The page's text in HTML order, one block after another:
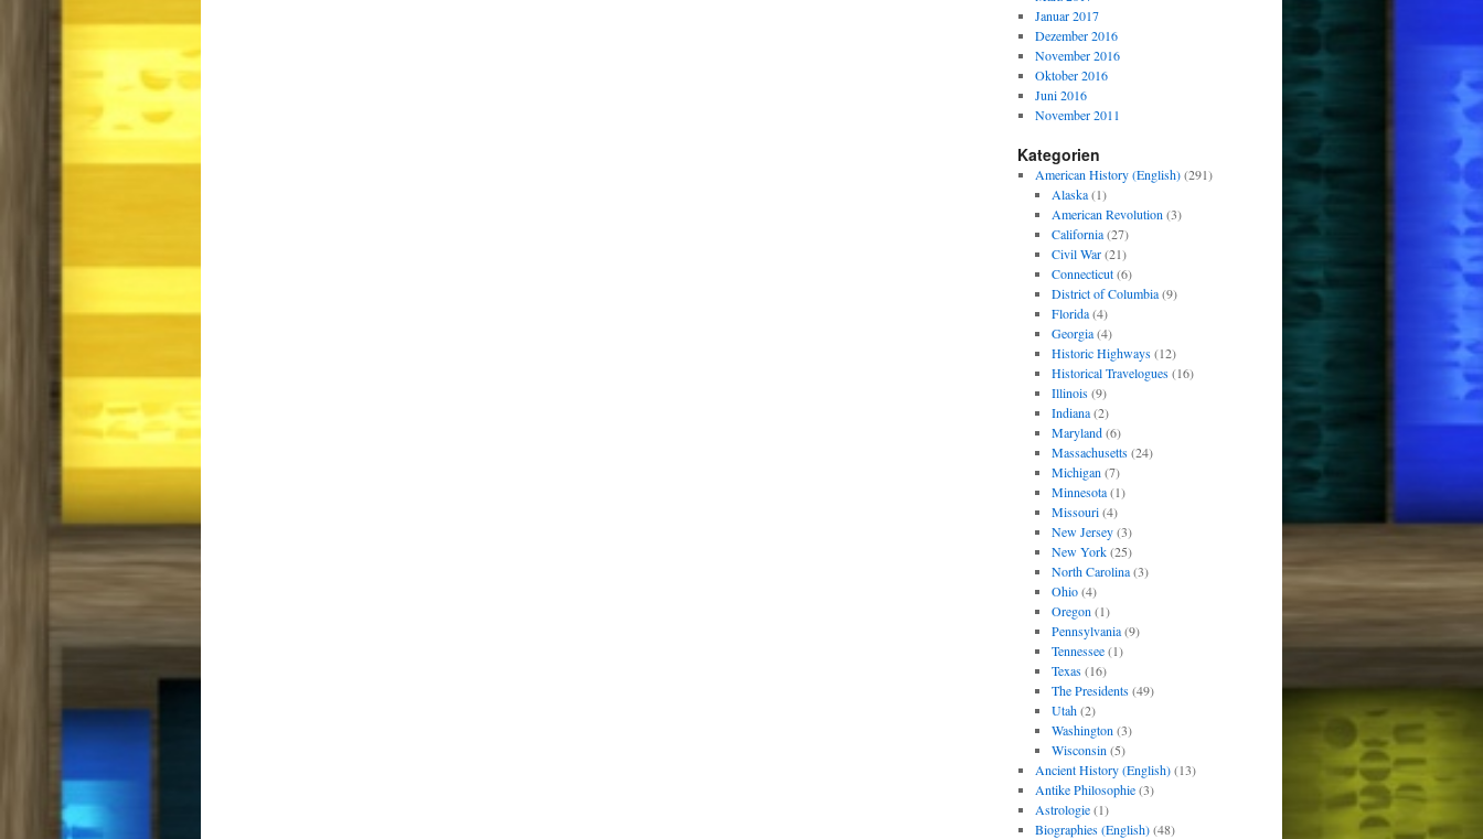
Januar 2017
Dezember 2016
November 2016
Oktober 2016
Juni 2016
November 2011
Kategorien
American History (English)(291)
Alaska(1)
American Revolution (3)
California(27)
Civil War(21)
Connecticut(6)
District of Columbia(9)
Florida(4)
Georgia(4)
Historic Highways(12)
Historical Travelogues(16)
Illinois(9)
Indiana(2)
Maryland(6)
Massachusetts(24)
Michigan (7)
Minnesota(1)
Missouri(4)
New Jersey(3)
New York(25)
North Carolina(3)
Ohio(4)
Oregon (1)
Pennsylvania(9)
Tennessee(1)
Texas(16)
The Presidents(49)
Utah(2)
Washington (3)
Wisconsin (5)
Ancient History (English)(13)
Antike Philosophie(3)
Astrologie(1)
Biographies (English)(48)